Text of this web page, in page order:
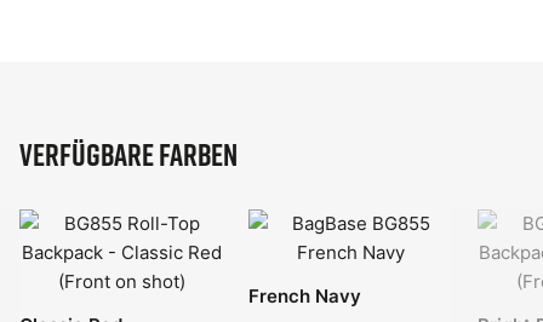
Verfügbare Farben
French Navy